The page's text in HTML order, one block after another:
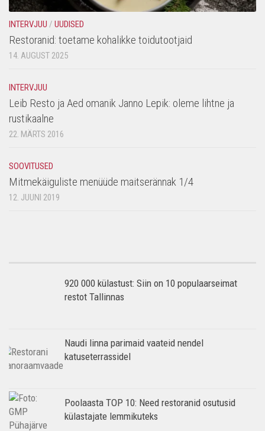
INTERVJUU / UUDISED
Restoranid: toetame kohalikke toidutootjaid
14. AUGUST 2025
INTERVJUU
Leib Resto ja Aed omanik Janno Lepik: oleme lihtne ja
rustikaalne
22. MÄRTS 2016
SOOVITUSED
Mitmekäiguliste menüüde maitserännak 1/4
12. JUUNI 2019
920 000 külastust: Siin on 10 populaarseimat
restot Tallinnas
Naudi linna parimaid vaateid nendel
katuseterrassidel
Poolaasta TOP 10: Need restoranid osutusid
külastajate lemmikuteks